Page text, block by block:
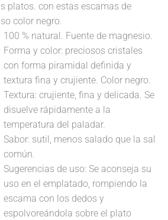
platos. con estas escamas de
color negro.
100 % natural. Fuente de magnesio.
Forma y color: preciosos cristales
con forma piramidal definida y
textura fina y crujiente. Color negro.
Textura: crujiente, fina y delicada. Se
disuelve rápidamente a la
temperatura del paladar.
Sabor: sutil, menos salado que la sal
común.
Sugerencias de uso: Se aconseja su
uso en el emplatado, rompiendo la
escama con los dedos y
espolvoreándola sobre el plato